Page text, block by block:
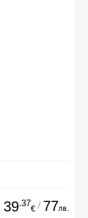
39.37
€ / 77лв.